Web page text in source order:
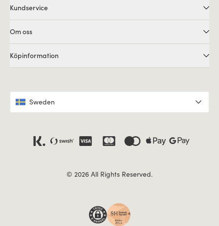
© 2026 All Rights Reserved.
Kundservice
Om oss
Köpinformation
Sweden